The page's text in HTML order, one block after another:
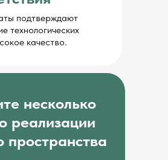
несколько
реализации
пространства
подтверждают
технологических
качество.